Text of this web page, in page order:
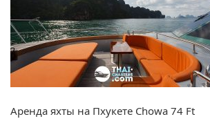
Аренда яхты на Пхукете Chowa 74 Ft